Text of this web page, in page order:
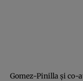
Gomez-Pinilla şi co-